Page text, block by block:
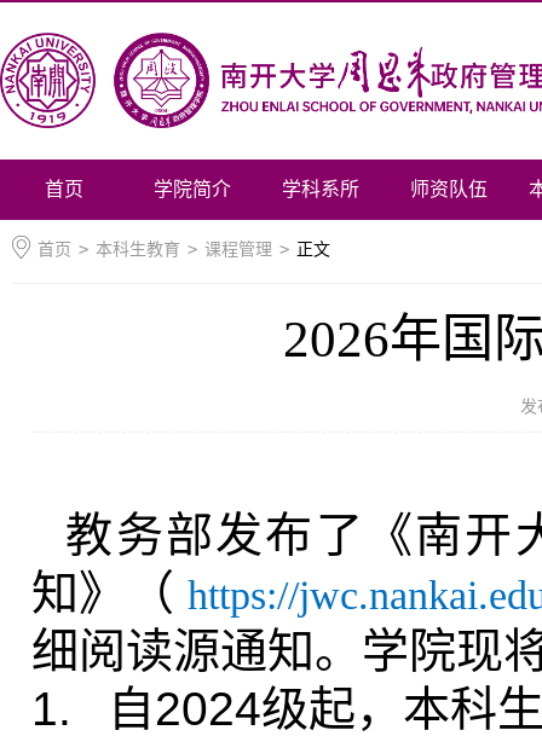
首页 学院简介 学科系所 师资队伍
首页 > 本科生教育 > 课程管理 > 正文
2026年国
教务部发布了《南开
知》（ https://
细阅读源通知。 学院现
1.
自2024级起，本科